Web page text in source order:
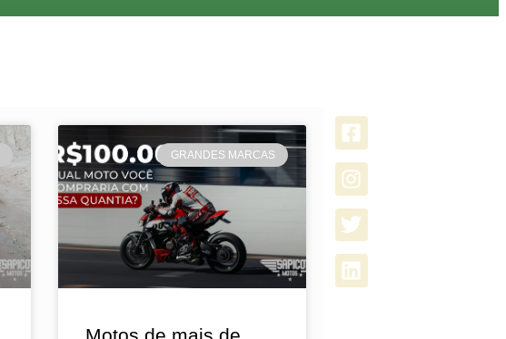
GRANDES MARCAS